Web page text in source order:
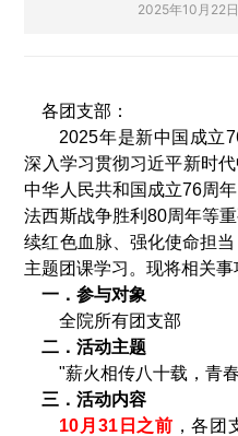
2025年10月22
各团支部：
2025年是新中国成立
深入学习贯彻习近平新时
中华人民共和国成立76周
法西斯战争胜利 80周年等
续红色血脉、强化使命担
主题团课学习。现将相关事
一．参与对象
全院所有团支部
二．活动主题
"薪火相传八十载，青
三．活动内容
10 月 31日之前 ，各团